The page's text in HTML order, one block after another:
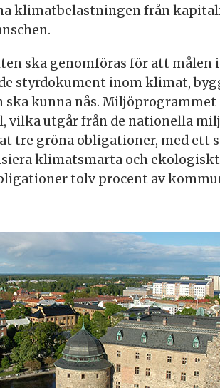
klimatbelastningen från
ska genomföras för att målen
styrdokument inom klimat,
kunna nås. Miljöprogrammet
vilka utgår från de nationella
tre gröna obligationer, med ett
klimatsmarta och
tolv procent av